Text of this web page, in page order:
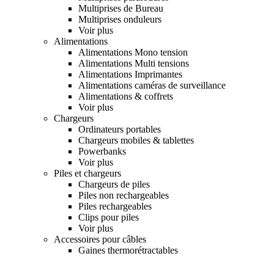
Multiprises de Bureau
Multiprises onduleurs
Voir plus
Alimentations
Alimentations Mono tension
Alimentations Multi tensions
Alimentations Imprimantes
Alimentations caméras de surveillance
Alimentations & coffrets
Voir plus
Chargeurs
Ordinateurs portables
Chargeurs mobiles & tablettes
Powerbanks
Voir plus
Piles et chargeurs
Chargeurs de piles
Piles non rechargeables
Piles rechargeables
Clips pour piles
Voir plus
Accessoires pour câbles
Gaines thermorétractables